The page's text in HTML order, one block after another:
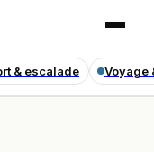
& escalade Voyage